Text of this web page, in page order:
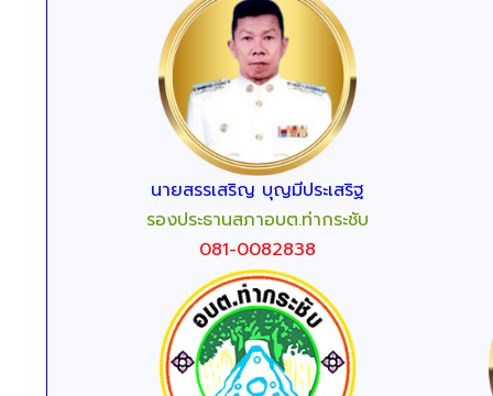
นายสรรเสริญ บุญมีประเสริฐ
รองประธานสภาอบต.ท่ากระชับ
081-0082838